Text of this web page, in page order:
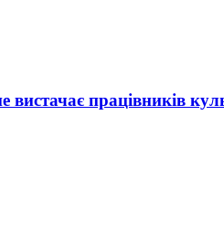
працівників